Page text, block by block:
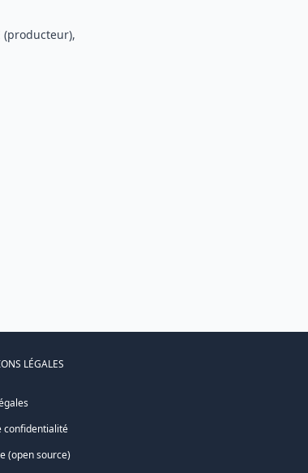
(producteur),
LÉGALES
confidentialité
(open source)